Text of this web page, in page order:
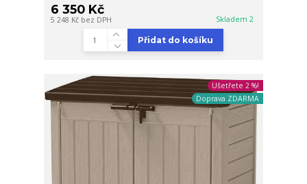
6 350 Kč
5 248 Kč bez DPH Skladem 2
Přidat do košíku
Ušetřete 2 %!
Doprava ZDARMA